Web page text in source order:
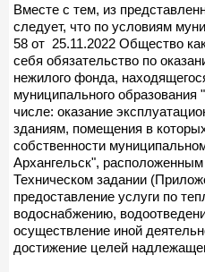
Вместе с тем, из
следует, что по условиям
58 от 25.11.2022 Общество
себя обязательство по
нежилого фонда,
муниципального образования
числе: оказание
зданиям, помещения в
собственности
Архангельск",
Техническом задании
предоставление услуги по
водоснабжению,
осуществление иной
достижение целей